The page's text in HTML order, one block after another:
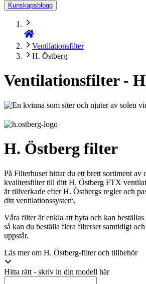
Kunskapsblogg
Ventilationsfilter
H. Östberg
Ventilationsfilter -
H. Östberg filter
På Filterhuset hittar du ett brett sortiment av
kvalitetsfilter till ditt H. Östberg FTX
är tillverkade efter H. Östbergs regler och
ditt ventilationssystem.
Våra filter är enkla att byta och kan
så kan du beställa flera filterset samtidigt
uppstår.
Läs mer om H. Östberg-filter och tillbehör
Hitta rätt - skriv in din modell här